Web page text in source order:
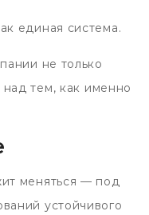
единая система.
не только
над тем, как именно
меняться — под
устойчивого